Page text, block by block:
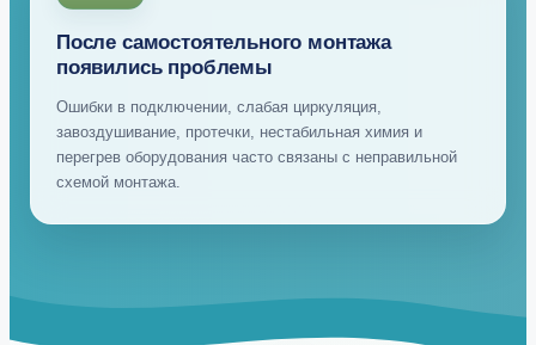
После самостоятельного монтажа
появились проблемы
Ошибки в подключении, слабая циркуляция,
завоздушивание, протечки, нестабильная химия и
перегрев оборудования часто связаны с неправильной
схемой монтажа.